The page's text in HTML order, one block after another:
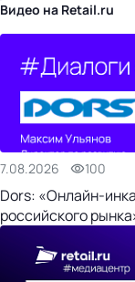
Видео на Retail.ru
7.08.2026 100
Dors: «Онлайн-
российского